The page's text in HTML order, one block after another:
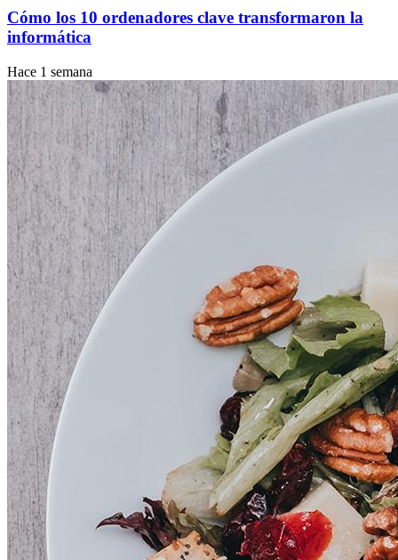
Cómo los 10 ordenadores clave transformaron la
informática
Hace 1 semana